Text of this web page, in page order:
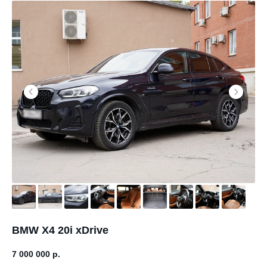
BMW X4 20i xDrive
7 000 000 р.